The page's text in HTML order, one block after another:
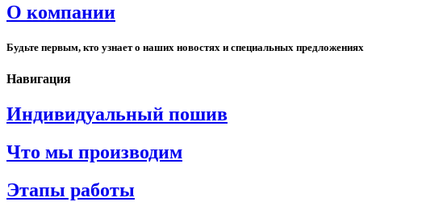
О компании
Будьте первым, кто узнает о наших новостях и специальных предложениях
Навигация
Индивидуальный пошив
Что мы производим
Этапы работы